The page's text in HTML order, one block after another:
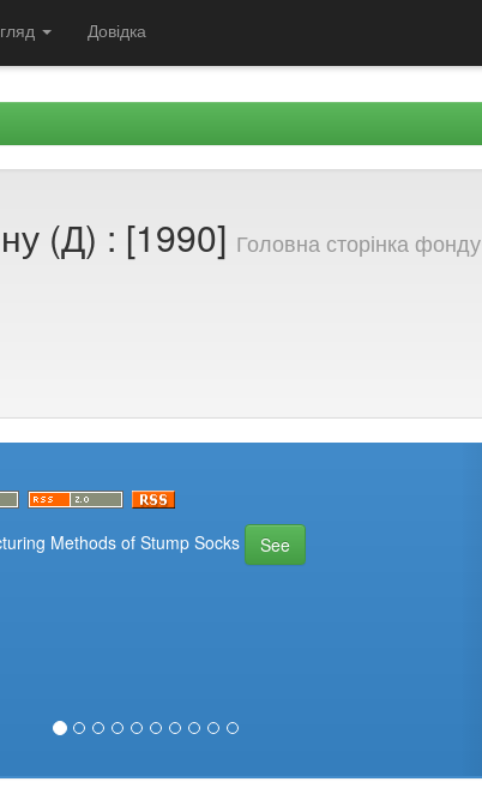
Довідка
(Д) : [1990] Головна сторінка фонду
Methods of Stump Socks See